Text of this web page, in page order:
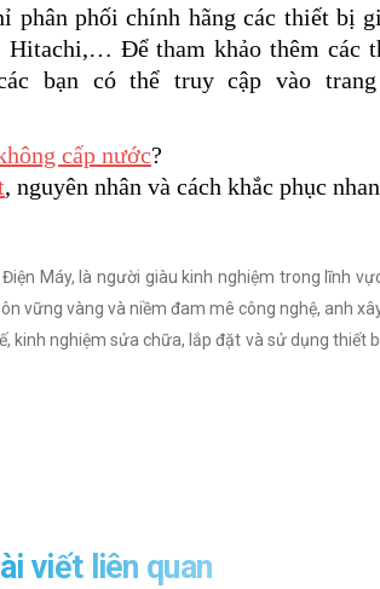
phân phối chính hãng các thiết bị
Để tham khảo thêm các
bạn có thể truy cập vào
cấp nước?
, nguyên nhân và cách khắc phục
Máy, là người giàu kinh nghiệm trong lĩnh
vững vàng và niềm đam mê công nghệ, anh
kinh nghiệm sửa chữa, lắp đặt và sử dụng thiết
viết liên quan